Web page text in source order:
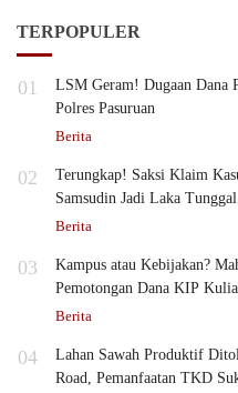
TERPOPULER
01
LSM Geram! Dugaan Dana
Polres Pasuruan
Berita
02
Terungkap! Saksi Klaim
Samsudin Jadi Laka Tunggal
Berita
03
Kampus atau Kebijakan?
Pemotongan Dana KIP
Berita
04
Lahan Sawah Produktif
Road, Pemanfaatan TKD